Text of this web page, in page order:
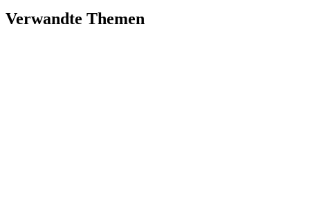
Verwandte Themen